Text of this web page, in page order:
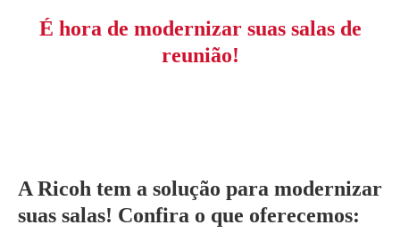
É hora de modernizar suas salas de
reunião!
A Ricoh tem a solução para modernizar
suas salas! Confira o que oferecemos: